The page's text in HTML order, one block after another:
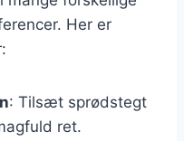
Her er
: Tilsæt sprødstegt
ret.